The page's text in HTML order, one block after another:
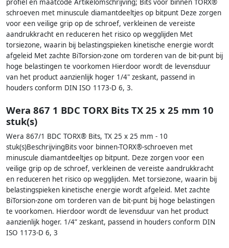
profiel en maatcode Artikelomschrijving; Bits voor binnen TORX®
schroeven met minuscule diamantdeeltjes op bitpunt Deze zorgen
voor een veilige grip op de schroef, verkleinen de vereiste
aandrukkracht en reduceren het risico op wegglijden Met
torsiezone, waarin bij belastingspieken kinetische energie wordt
afgeleid Met zachte BiTorsion-zone om torderen van de bit-punt bij
hoge belastingen te voorkomen Hierdoor wordt de levensduur
van het product aanzienlijk hoger 1/4" zeskant, passend in
houders conform DIN ISO 1173-D 6, 3.
Wera 867 1 BDC TORX Bits TX 25 x 25 mm 10
stuk(s)
Wera 867/1 BDC TORX® Bits, TX 25 x 25 mm - 10
stuk(s)BeschrijvingBits voor binnen-TORX®-schroeven met
minuscule diamantdeeltjes op bitpunt. Deze zorgen voor een
veilige grip op de schroef, verkleinen de vereiste aandrukkracht
en reduceren het risico op wegglijden. Met torsiezone, waarin bij
belastingspieken kinetische energie wordt afgeleid. Met zachte
BiTorsion-zone om torderen van de bit-punt bij hoge belastingen
te voorkomen. Hierdoor wordt de levensduur van het product
aanzienlijk hoger. 1/4” zeskant, passend in houders conform DIN
ISO 1173-D 6, 3